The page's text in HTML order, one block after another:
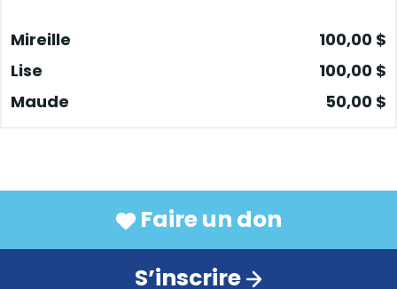
Mireille
100,00 $
Lise
100,00 $
Maude
50,00 $
Francine
50,00 $
Genevieve Brunelle
Benoît Ducharme
50,00 $
Faire un don
S’inscrire